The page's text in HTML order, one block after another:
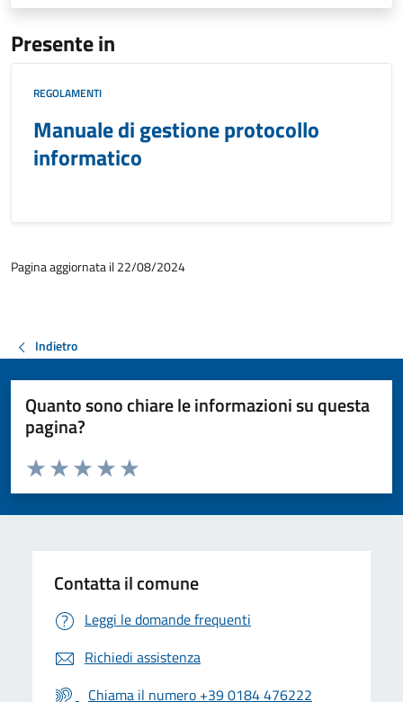
Presente in
REGOLAMENTI
Manuale di gestione protocollo
informatico
Pagina aggiornata il 22/08/2024
Indietro
Quanto sono chiare le informazioni su questa
pagina?
Valuta da 1 a 5 stelle la pagina
Valuta 5 stelle su 5
Valuta 4 stelle su 5
Valuta 3 stelle su 5
Valuta 2 stelle su 5
Valuta 1 stelle su 5
Contatta il comune
Leggi le domande frequenti
Richiedi assistenza
Chiama il numero +39 0184 476222